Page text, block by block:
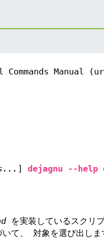
Commands Manual
dejagnu --help
を実装しているスクリ
て、 対象を選び出し